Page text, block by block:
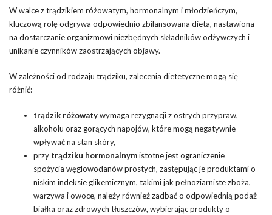
W walce z trądzikiem różowatym, hormonalnym i młodzieńczym,
kluczową rolę odgrywa odpowiednio zbilansowana dieta, nastawiona
na dostarczanie organizmowi niezbędnych składników odżywczych i
unikanie czynników zaostrzających objawy.
W zależności od rodzaju trądziku, zalecenia dietetyczne mogą się
różnić:
trądzik różowatywymaga rezygnacji z ostrych przypraw,
alkoholu oraz gorących napojów, które mogą negatywnie
wpływać na stan skóry,
przy trądziku hormonalnymistotne jest ograniczenie
spożycia węglowodanów prostych, zastępując je produktami o
niskim indeksie glikemicznym, takimi jak pełnoziarniste zboża,
warzywa i owoce, należy również zadbać o odpowiednią podaż
białka oraz zdrowych tłuszczów, wybierając produkty o